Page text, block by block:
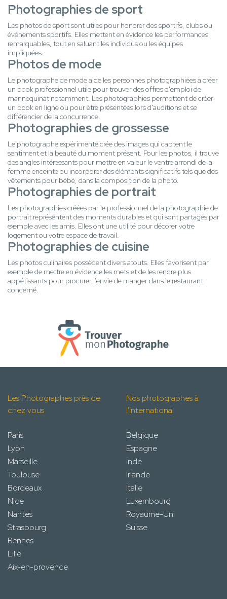
Photographies de sport
Les photos de sport sont utiles pour honorer des sportifs, clubs ou
événements sportifs. Elles mettent en évidence les performances
remarquables, tout en saluant les individus ou les équipes
impliquées.
Photos de mode
Le photographe de mode aide les personnes photographiées à créer
un book professionnel utile pour trouver des offres d'emploi de
mannequinat notamment. Les photographies permettent de créer
un book en ligne ou pour être présentées lors d'auditions et se
différencier de la concurrence.
Photographies de grossesse
Le photographe expérimenté crée des images qui captent le
sentiment et la beauté du moment présent. Pour les photos, il trouve
des angles intéressants pour mettre en valeur le ventre arrondi de la
femme enceinte ou incorporer des éléments significatifs tels que des
vêtements pour bébé, dans la composition de la photo.
Photographies de portrait
Les photographies créées par le professionnel de la photographie de
portrait représentent des moments durables et qui sont partagés par
exemple avec les amis. Elles ont une utilité pour décorer votre
logement ou votre espace de travail.
Photographies de cuisine
Les photos culinaires possèdent divers atouts. Elles favorisent par
exemple de mettre en évidence les mets et de les rendre plus
appétissants pour procurer l'envie de manger dans le restaurant
concerné.
Les Photographes près de
chez vous
Paris
Lyon
Marseille
Toulouse
Bordeaux
Nice
Nantes
Strasbourg
Rennes
Lille
Aix-en-provence
Nos photographes à
l'international
Belgique
Espagne
Inde
Irlande
Italie
Luxembourg
Royaume-Uni
Suisse